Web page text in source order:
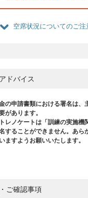
空席状況についてのご注
ドバイス
の申請書類における署名は、
があります。
レノケートは「訓練の実施機
することができません。あら
ますようお願いいたします。
ご確認事項